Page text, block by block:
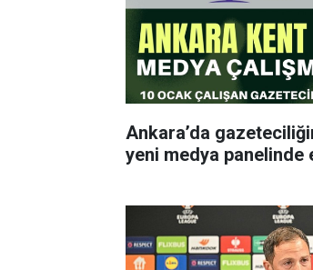
Ankara’da
yeni medya panelinde